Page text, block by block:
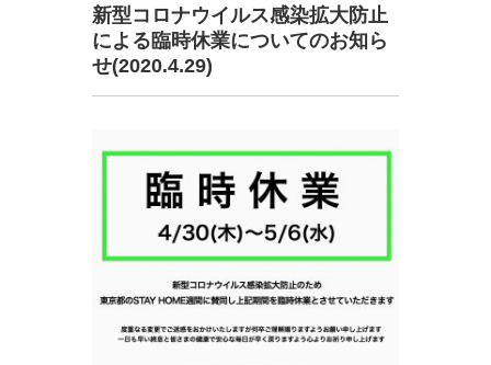
新型コロナウイルス感染拡大防止
による臨時休業についてのお知ら
せ(2020.4.29)